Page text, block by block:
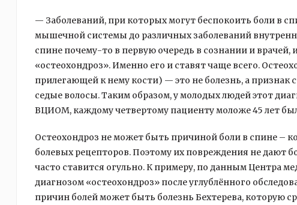
— Заболеваний, при которых могут беспокоить боли в
мышечной системы до различных заболеваний
спине почему-то в первую очередь в сознании и врачей,
«остеохондроз». Именно его и ставят чаще всего.
прилегающей к нему кости) — это не болезнь, а
седые волосы. Таким образом, у молодых людей этот
ВЦИОМ, каждому четвертому пациенту моложе 45 лет
Остеохондроз не может быть причиной боли в спине –
болевых рецепторов. Поэтому их повреждения не дают
часто ставится огульно. К примеру, по данным Центра
диагнозом «остеохондроз» после углублённого
причин болей может быть болезнь Бехтерева, которую